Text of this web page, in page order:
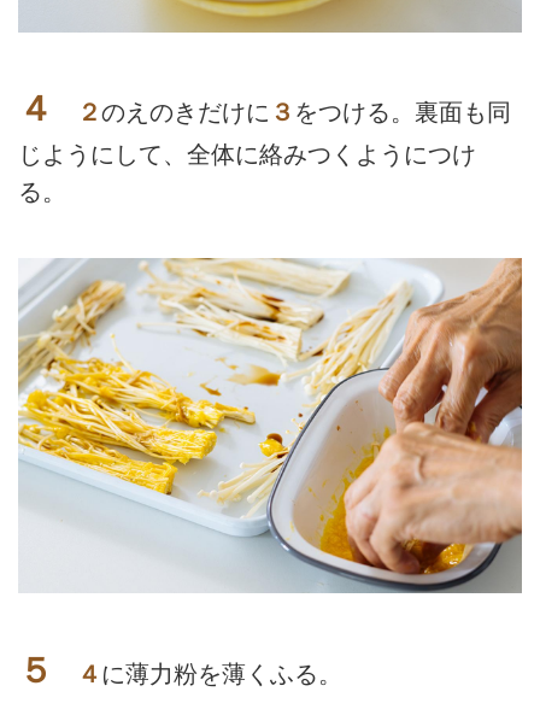
４ ２のえのきだけに ３ をつける。裏面も同
じようにして、全体に絡みつくようにつけ
る。
５ ４ に薄力粉を薄くふる。